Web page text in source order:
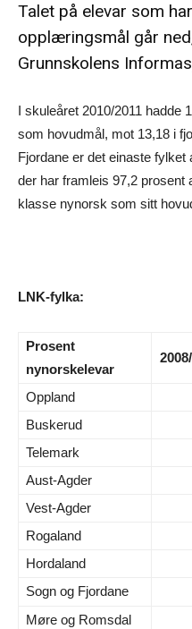
Talet på elevar som
opplæringsmål går
Grunnskolens
I skuleåret 2010/2011 hadde
som hovudmål, mot 13,18 i
Fjordane er det einaste
der har framleis 97,2 prosent
klasse nynorsk som sitt
LNK-fylka:
Prosent
nynorskelevar
Oppland
Buskerud
Telemark
Aust-Agder
Vest-Agder
Rogaland
Hordaland
Sogn og Fjordane
Møre og Romsdal